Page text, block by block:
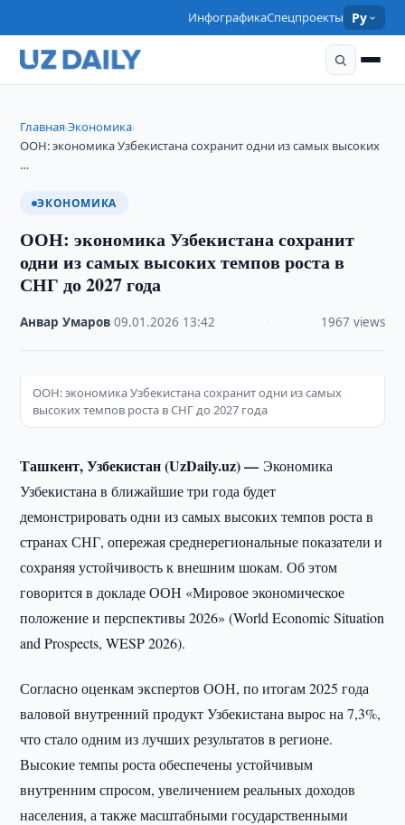
ИнфографикаСпецпроекты Ру
Главная›Экономика›
ООН: экономика Узбекистана сохранит одни из самых высоких
…
ЭКОНОМИКА
ООН: экономика Узбекистана сохранит
одни из самых высоких темпов роста в
СНГ до 2027 года
Анвар Умаров ·09.01.2026 13:42 1967 views
ООН: экономика Узбекистана сохранит одни из самых
высоких темпов роста в СНГ до 2027 года
Ташкент, Узбекистан (UzDaily.uz) — Экономика
Узбекистана в ближайшие три года будет
демонстрировать одни из самых высоких темпов роста в
странах СНГ, опережая среднерегиональные показатели и
сохраняя устойчивость к внешним шокам. Об этом
говорится в докладе ООН «Мировое экономическое
положение и перспективы 2026» (World Economic Situation
and Prospects, WESP 2026).
Согласно оценкам экспертов ООН, по итогам 2025 года
валовой внутренний продукт Узбекистана вырос на 7,3%,
что стало одним из лучших результатов в регионе.
Высокие темпы роста обеспечены устойчивым
внутренним спросом, увеличением реальных доходов
населения, а также масштабными государственными